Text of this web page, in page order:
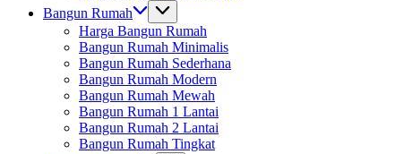
Bangun Rumah
Harga Bangun Rumah
Bangun Rumah Minimalis
Bangun Rumah Sederhana
Bangun Rumah Modern
Bangun Rumah Mewah
Bangun Rumah 1 Lantai
Bangun Rumah 2 Lantai
Bangun Rumah Tingkat